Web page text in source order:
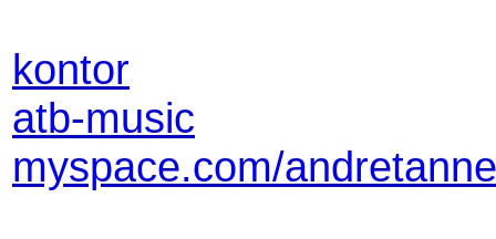
kontor
atb-music
myspace.com/